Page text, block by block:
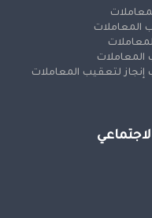
المعاملات
لتعقيب المعاملات